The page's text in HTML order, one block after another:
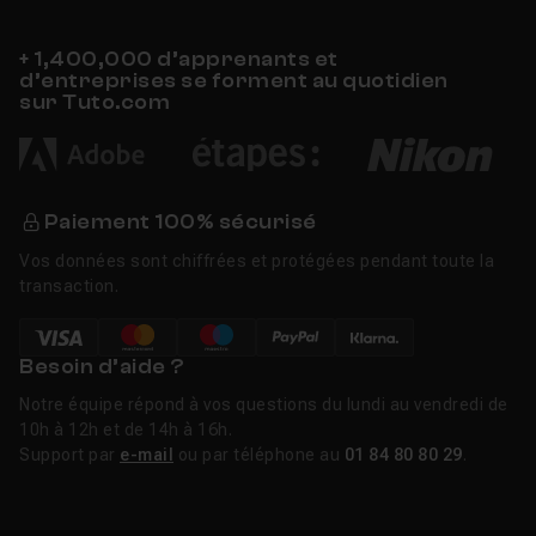
Nettoyage des calques (Layer Cleanup).Une icône
balai apparaît dans le panneau Calques. En un clic,
considérable sur les fichiers complexes.
la teinte, la saturation, la luminosité et les ombres
naturellement dans son environnement. Indispensable
pour le photomontage.
Supprimer détecte désormais automatiquement fils
électriques, personnes en arrière-plan et autres
+ 1,400,000 d’apprenants et
d’entreprises se forment au quotidien
sur Tuto.com
Paiement 100% sécurisé
Vos données sont chiffrées et protégées pendant toute la
transaction.
Besoin d’aide ?
Notre équipe répond à vos questions du lundi au vendredi de
10h à 12h et de 14h à 16h.
Support par e-mail ou par téléphone au 01 84 80 80 29